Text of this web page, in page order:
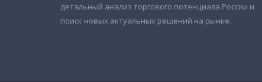
детальный анализ торгового потенциала России и
поиск новых актуальных решений на рынке.